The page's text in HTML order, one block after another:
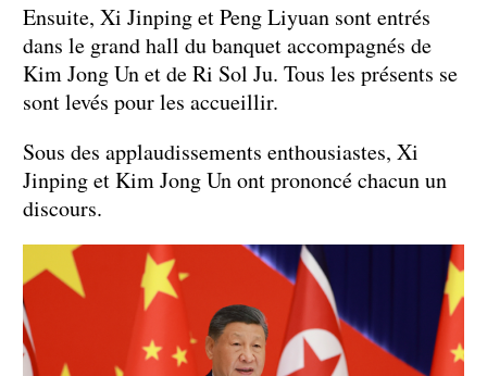
Ensuite, Xi Jinping et Peng Liyuan sont entrés
dans le grand hall du banquet accompagnés de
Kim Jong Un et de Ri Sol Ju. Tous les présents se
sont levés pour les accueillir.
Sous des applaudissements enthousiastes, Xi
Jinping et Kim Jong Un ont prononcé chacun un
discours.